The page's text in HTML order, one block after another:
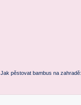
Jak pěstovat bambus na